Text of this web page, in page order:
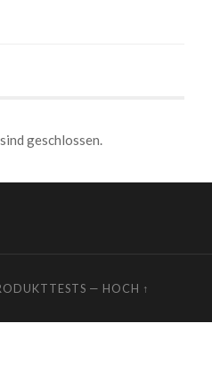
geschlossen.
— HOCH ↑